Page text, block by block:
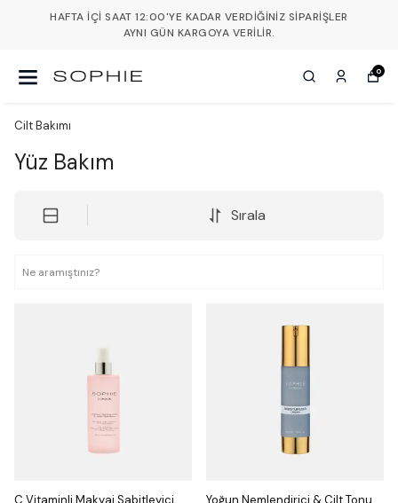
HAFTA İÇI SAAT 12:00'YE KADAR VERDIĞINIZ SIPARIŞLER
AYNI GÜN KARGOYA VERILIR.
0
Cilt Bakımı
Yüz Bakım
Sırala
C Vitaminli Makyaj Sabitleyici
Yoğun Nemlendirici & Cilt Tonu